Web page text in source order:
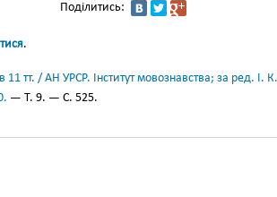
Поділитись:
.
11 тт. / АН УРСР. Інститут мовознавства; за ред. І.
— Т. 9. — С. 525.